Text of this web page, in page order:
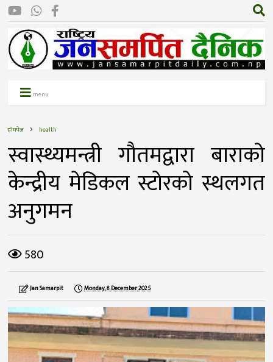
menu
होमपेज health
स्वास्थ्यमन्त्री गाैतमद्वारा बाराकाे
केन्द्रीय मेडिकल स्टोरको स्थलगत
अनुगमन
580
Jan Samarpit Monday, 8 December 2025